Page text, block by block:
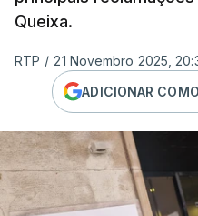
Queixa.
RTP / 21 Novembro 2025,
ADICIONAR